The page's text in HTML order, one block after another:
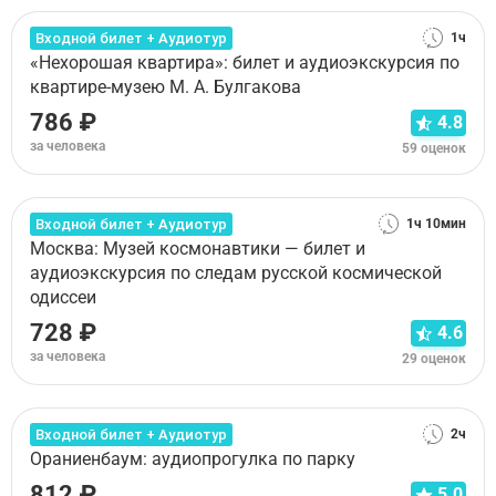
Входной билет + Аудиотур 1ч
«Нехорошая квартира»: билет и аудиоэкскурсия по
квартире-музею М. А. Булгакова
786 ₽
за человека
4.8
59 оценок
Входной билет + Аудиотур 1ч 10мин
Москва: Музей космонавтики — билет и
аудиоэкскурсия по следам русской космической
одиссеи
728 ₽
за человека
4.6
29 оценок
Входной билет + Аудиотур 2ч
Ораниенбаум: аудиопрогулка по парку